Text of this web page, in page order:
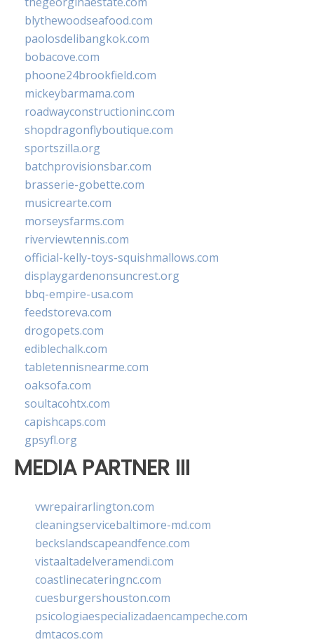
blythewoodseafood.com
paolosdelibangkok.com
bobacove.com
phoone24brookfield.com
mickeybarmama.com
roadwayconstructioninc.com
shopdragonflyboutique.com
sportszilla.org
batchprovisionsbar.com
brasserie-gobette.com
musicrearte.com
morseysfarms.com
riverviewtennis.com
official-kelly-toys-squishmallows.com
displaygardenonsuncrest.org
bbq-empire-usa.com
feedstoreva.com
drogopets.com
ediblechalk.com
tabletennisnearme.com
oaksofa.com
soultacohtx.com
capishcaps.com
gpsyfl.org
MEDIA PARTNER III
vwrepairarlington.com
cleaningservicebaltimore-md.com
beckslandscapeandfence.com
vistaaltadelveramendi.com
coastlinecateringnc.com
cuesburgershouston.com
psicologiaespecializadaencampeche.com
dmtacos.com